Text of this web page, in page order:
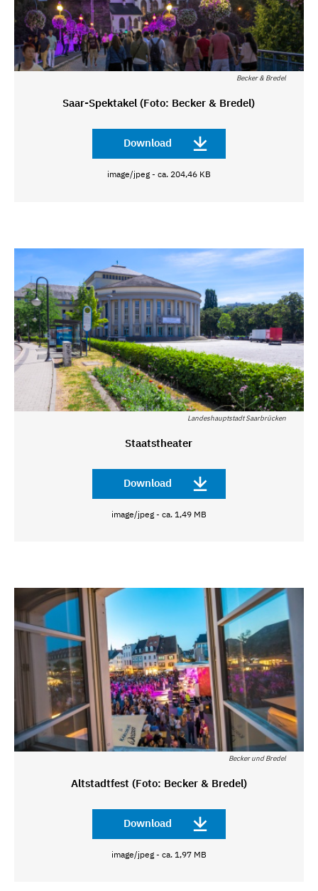
Becker & Bredel
Saar-Spektakel (Foto: Becker & Bredel)
Download
image/jpeg - ca. 204,46 KB
Landeshauptstadt Saarbrücken
Staatstheater
Download
image/jpeg - ca. 1,49 MB
Becker und Bredel
Altstadtfest (Foto: Becker & Bredel)
Download
image/jpeg - ca. 1,97 MB